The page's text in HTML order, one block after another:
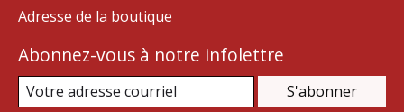
Adresse de la boutique
Abonnez-vous à notre infolettre
S'abonner